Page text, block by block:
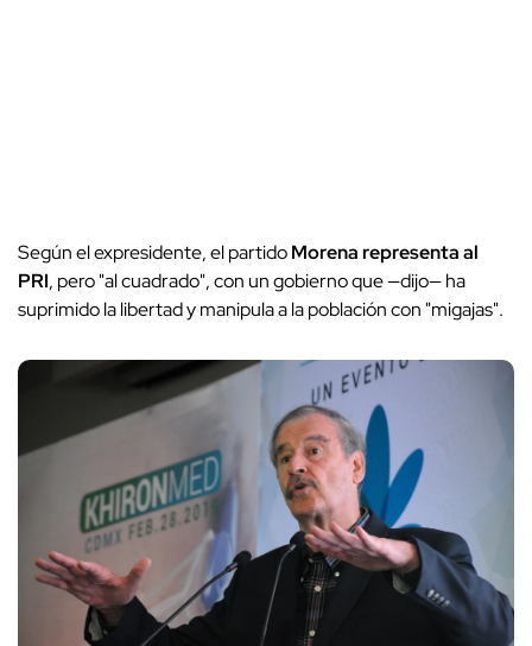
Según el expresidente, el partidoMorenarepresenta al
PRI, pero "al cuadrado", con un gobierno que —dijo— ha
suprimido la libertad y manipula a la población con "migajas".